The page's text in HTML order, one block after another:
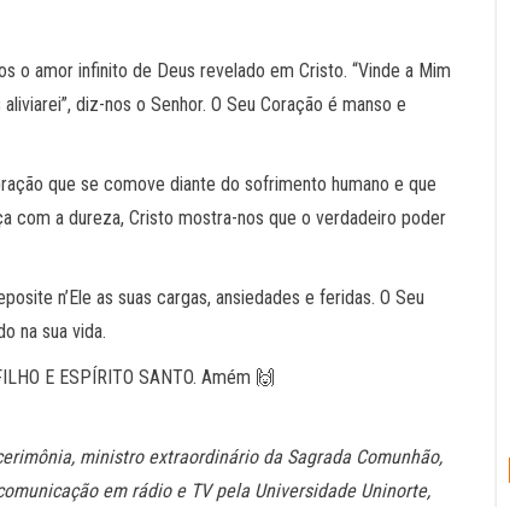
o amor infinito de Deus revelado em Cristo. “Vinde a Mim
diz-nos o Senhor. O Seu Coração é manso e
que se comove diante do sofrimento humano e que
com a dureza, Cristo mostra-nos que o verdadeiro poder
n’Ele as suas cargas, ansiedades e feridas. O Seu
na sua vida.
E ESPÍRITO SANTO. Amém 🙌
ministro extraordinário da Sagrada Comunhão,
em rádio e TV pela Universidade Uninorte,